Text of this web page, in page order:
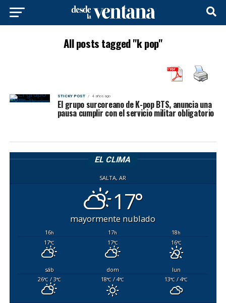
All posts tagged "k pop"
STICKY POST 4 años ago
El grupo surcoreano de K-pop BTS, anuncia una
pausa cumplir con el servicio militar obligatorio
EL CLIMA
SALTA, AR
17°
mayormente nublado
16h 17h 18h
17°C 17°C 16°C
sáb dom
lun
26°C/ 3°C 18°C / 4°C 13°C / 4°C